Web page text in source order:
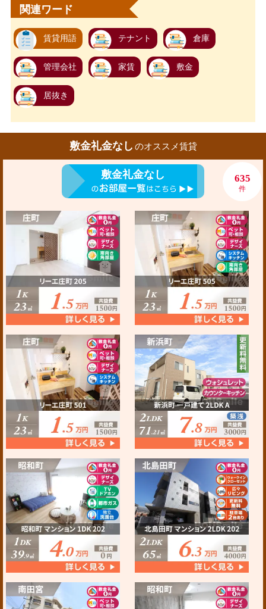
関連ワード
賃貸用語 テナント 倉庫
管理会社 家賃 敷金
居抜き
敷金礼金なし のオススメ賃貸
敷金礼金なし 635
件